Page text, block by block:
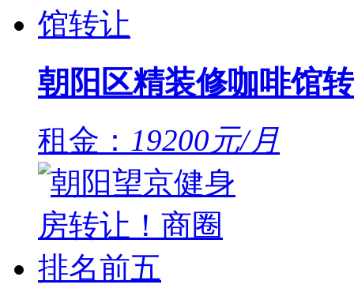
朝阳区精装修咖啡馆
租金： 19200元/月